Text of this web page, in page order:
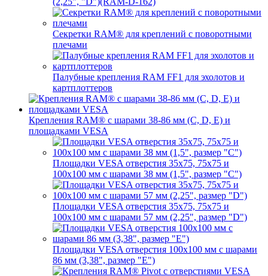
Секретки RAM® для креплений с поворотными
плечами
Палубные крепления RAM FF1 для эхолотов и
картплоттеров
Крепления RAM® с шарами 38-86 мм (C, D, E) и
площадками VESA
Площадки VESA отверстия 35x75, 75x75 и
100x100 мм с шарами 38 мм (1,5", размер "C")
Площадки VESA отверстия 35х75, 75x75 и
100x100 мм с шарами 57 мм (2,25", размер "D")
Площадки VESA отверстия 100x100 мм с шарами
86 мм (3,38", размер "E")